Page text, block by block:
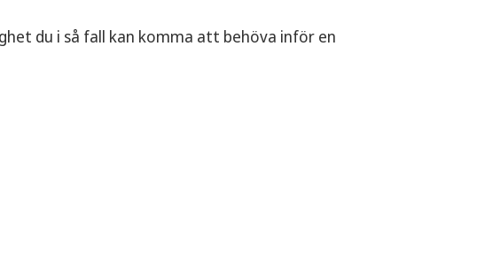
du i så fall kan komma att behöva inför en